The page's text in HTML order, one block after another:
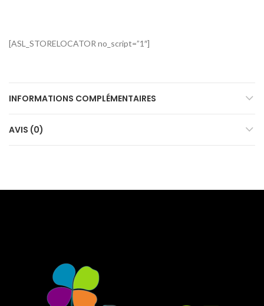
[ASL_STORELOCATOR no_script=”1″]
INFORMATIONS COMPLÉMENTAIRES
AVIS (0)